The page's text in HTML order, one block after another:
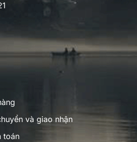
và giao nhận
toán